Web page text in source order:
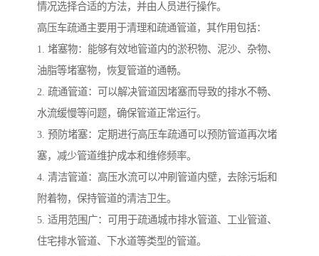
情况选择合适的方法，并由人员进行操作。
高压车疏通主要用于清理和疏通管道，其作用包括：
1. 堵塞物：能够有效地管道内的淤积物、泥沙、杂物、
油脂等堵塞物，恢复管道的通畅。
2. 疏通管道：可以解决管道因堵塞而导致的排水不畅、
水流缓慢等问题，确保管道正常运行。
3. 预防堵塞：定期进行高压车疏通可以预防管道再次堵
塞，减少管道维护成本和维修频率。
4. 清洁管道：高压水流可以冲刷管道内壁，去除污垢和
附着物，保持管道的清洁卫生。
5. 适用范围广：可用于疏通城市排水管道、工业管道、
住宅排水管道、下水道等类型的管道。